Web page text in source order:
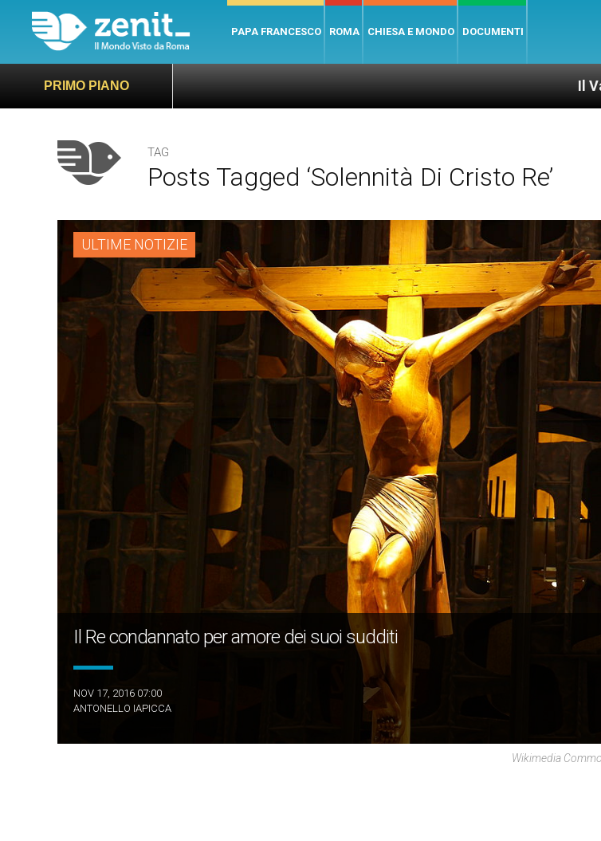
PAPA FRANCESCO ROMA CHIESA E MONDO DOCUMENTI
PRIMO PIANO Il Vaticano offre
TAG
Posts Tagged ‘solennità Di Cristo Re’
ULTIME NOTIZIE
Il Re condannato per amore dei suoi sudditi
NOV 17, 2016 07:00
ANTONELLO IAPICCA
Wikimedia